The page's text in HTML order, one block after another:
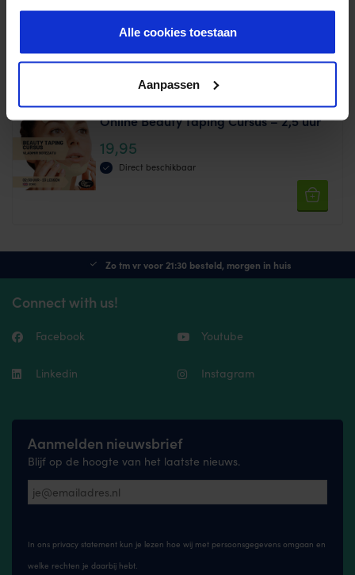
er meer over in onsprivacy beleid.
Alle cookies toestaan
Aanpassen
19,95
Direct beschikbaar
Online Beauty Taping Cursus – 2,5 uur
19,95
Direct beschikbaar
Zo tm vr voor 21:30 besteld, morgen in huis
Connect with us!
Facebook Youtube
Linkedin Instagram
Aanmelden nieuwsbrief
Blijf op de hoogte van het laatste nieuws.
In ons privacy statement kun je lezen hoe wij met persoonsgegevens omgaan en
welke rechten je daarbij hebt.